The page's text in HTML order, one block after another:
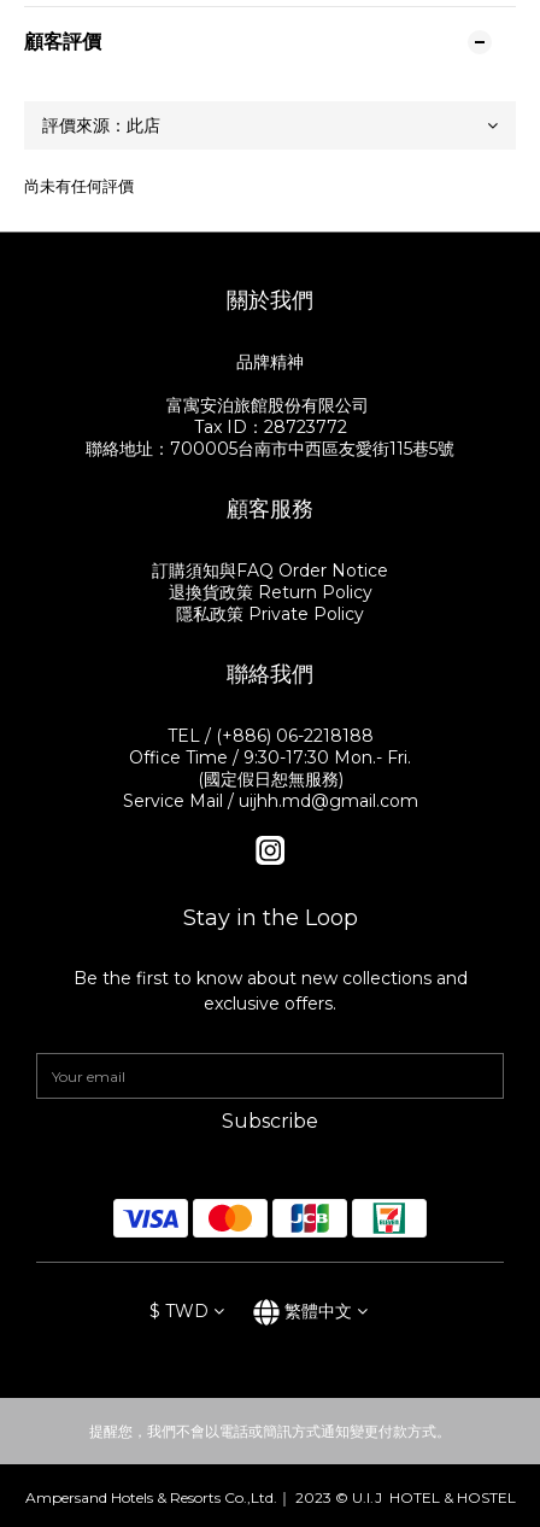
顧客評價
尚未有任何評價
關於我們
品牌精神
富寓安泊旅館股份有限公司
Tax ID：28723772
聯絡地址：700005台南市中西區友愛街115巷5號
顧客服務
訂購須知與FAQ Order Notice
退換貨政策 Return Policy
隱私政策 Private Policy
聯絡我們
TEL / (+886) 06-2218188
Office Time / 9:30-17:30 Mon.- Fri.
(國定假日恕無服務)
Service Mail / uijhh.md@gmail.com
Stay in the Loop
Be the first to know about new collections and
exclusive offers.
Subscribe
$ TWD 繁體中文
提醒您，我們不會以電話或簡訊方式通知變更付款方式。
Ampersand Hotels & Resorts Co.,Ltd.｜ 2023 © U.I.J HOTEL & HOSTEL